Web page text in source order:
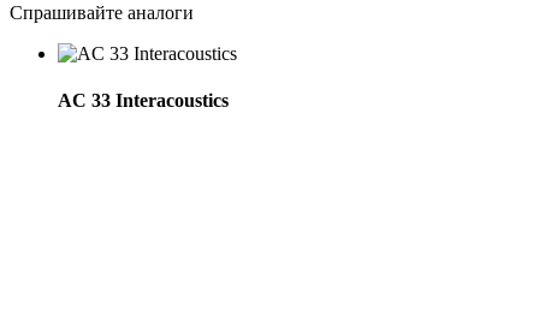
Спрашивайте аналоги
AC 33 Interacoustics